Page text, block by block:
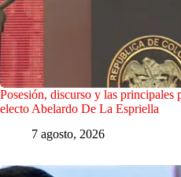
Posesión, discurso y las principales
electo Abelardo De La Espriella
7 agosto, 2026